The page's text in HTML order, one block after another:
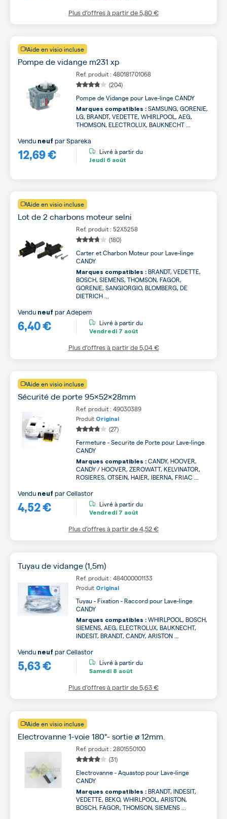
Plus d’offres à partir de5,80 €
Aide en visio incluse
Pompe de vidange m231 xp
Ref. produit : 480181701068
(204)
Pompe de Vidange pour Lave-linge CANDY
Marques compatibles : SAMSUNG, GORENJE,
LG, BRANDT, VEDETTE, WHIRLPOOL, AEG,
THOMSON, ELECTROLUX, BAUKNECHT ...
12,69 €
Vendu neuf parSpareka
Livré à partir du
Jeudi 6 août
Aide en visio incluse
Lot de 2 charbons moteur selni
Ref. produit : 52X5258
(180)
Carter et Charbon Moteur pour Lave-linge
CANDY
Marques compatibles : BRANDT, VEDETTE,
BOSCH, SIEMENS, THOMSON, FAGOR,
GORENJE, SANGIORGIO, BLOMBERG, DE
DIETRICH ...
6,40 €
Vendu neuf parAdepem
Livré à partir du
Vendredi 7 août
Plus d’offres à partir de5,04 €
Aide en visio incluse
Sécurité de porte 95x52x28mm
Ref. produit : 49030389
Produit Original
(27)
Fermeture - Securite de Porte pour Lave-linge
CANDY
Marques compatibles : CANDY, HOOVER,
CANDY / HOOVER, ZEROWATT, KELVINATOR,
ROSIERES, OTSEIN, HAIER, IBERNA, FRIAC ...
4,52 €
Vendu neuf parCellastor
Livré à partir du
Vendredi 7 août
Plus d’offres à partir de4,52 €
Tuyau de vidange (1,5m)
Ref. produit : 484000001133
Produit Original
Tuyau - Fixation - Raccord pour Lave-linge
CANDY
Marques compatibles : WHIRLPOOL, BOSCH,
SIEMENS, AEG, ELECTROLUX, BAUKNECHT,
INDESIT, BRANDT, CANDY, ARISTON ...
5,63 €
Vendu neuf parCellastor
Livré à partir du
Samedi 8 août
Plus d’offres à partir de5,63 €
Aide en visio incluse
Electrovanne 1-voie 180°- sortie ø 12mm.
Ref. produit : 2801550100
(31)
Electrovanne - Aquastop pour Lave-linge
CANDY
Marques compatibles : BRANDT, INDESIT,
VEDETTE, BEKO, WHIRLPOOL, ARISTON,
BOSCH, FAGOR, THOMSON, SIEMENS ...